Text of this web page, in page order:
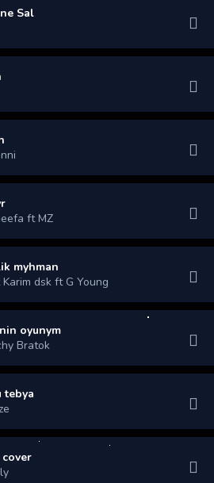
Sal
ft MZ
myhman
dsk ft G Young
oyunym
Bratok
tebya